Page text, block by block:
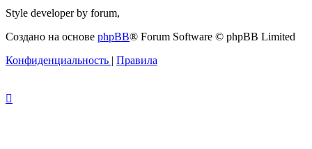
Style developer by forum,
Создано на основе phpBB® Forum Software © phpBB Limited
Конфиденциальность | Правила